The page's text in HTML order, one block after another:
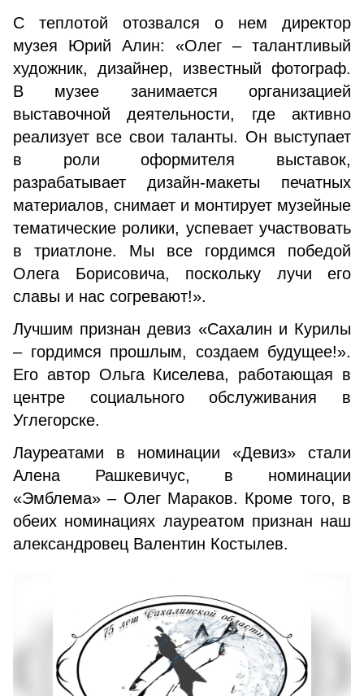
С теплотой отозвался о нем директор
музея Юрий Алин: «Олег – талантливый
художник, дизайнер, из­вестный фотограф.
В музее занимается организацией
выставочной деятельности, где активно
реализует все свои таланты. Он выступает
в роли оформителя выста­вок,
разрабатывает дизайн-макеты печатных
материа­лов, снимает и монтирует музейные
тематические роли­ки, успевает участвовать
в триатлоне. Мы все гордимся победой
Олега Борисовича, поскольку лучи его
славы и нас согревают!».
Лучшим признан девиз «Сахалин и Курилы
– гордимся прошлым, создаем будущее!».
Его автор Ольга Киселева, работающая в
центре социального обслужи­вания в
Углегорске.
Лауреатами в номинации «Девиз» стали
Алена Раш­кевичус, в номинации
«Эмблема» – Олег Мараков. Кро­ме того, в
обеих номинациях лауреатом признан наш
александровец Валентин Костылев.